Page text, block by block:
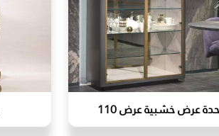
عرض خشبية عرض 110